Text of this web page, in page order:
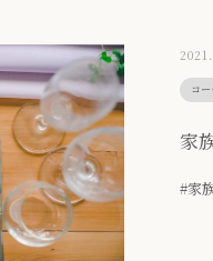
コー
家
#家